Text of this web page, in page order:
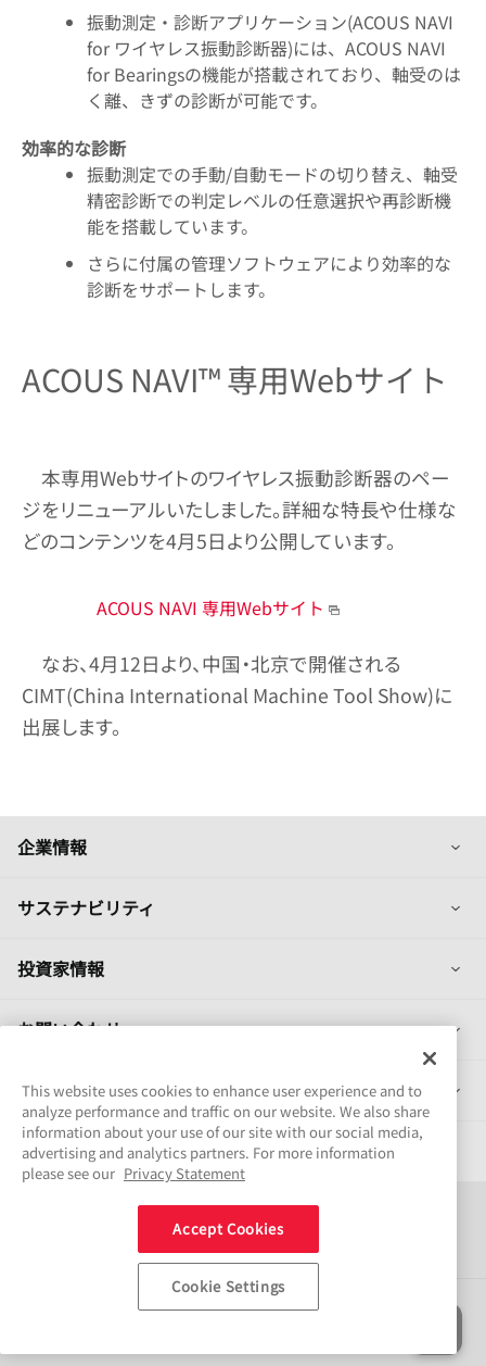
振動測定・診断アプリケーション(ACOUS NAVI
for ワイヤレス振動診断器)には、ACOUS NAVI
for Bearingsの機能が搭載されており、軸受のは
く離、きずの診断が可能です。
効率的な診断
振動測定での手動/自動モードの切り替え、軸受
精密診断での判定レベルの任意選択や再診断機
能を搭載しています。
さらに付属の管理ソフトウェアにより効率的な
診断をサポートします。
ACOUS NAVI™ 専用Webサイト
本専用Webサイトのワイヤレス振動診断器のペー
ジをリニューアルいたしました。詳細な特長や仕様な
どのコンテンツを4月5日より公開しています。
ACOUS NAVI 専用Webサイト
なお、4月12日より、中国・北京で開催される
CIMT(China International Machine Tool Show)に
出展します。
企業情報 列
サステナビリティ 列
投資家情報 列
お問い合わせ 列
製品情報 列
採用情報
ソーシャルメディアポリシー
ご利用条件
This website uses cookies to enhance user experience and to
analyze performance and traffic on our website. We also share
information about your use of our site with our social media,
advertising and analytics partners. For more information
please see our Privacy Statement
Accept Cookies
Cookie Settings